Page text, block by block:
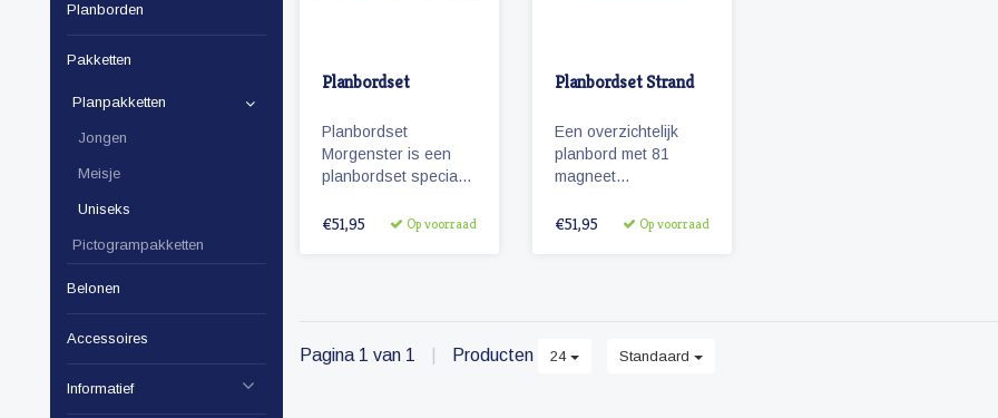
Planborden
Pakketten
Planpakketten
Jongen
Meisje
Uniseks
Pictogrampakketten
Belonen
Accessoires
Informatief
Planbordset
Planbordset
Morgenster is een
planbordset speciaal
bevat een planbord
€51,95 Op voorraad
Planbordset Strand
Een overzichtelijk
planbord met 81
magneet
kinderen. Maak een
€51,95 Op voorraad
Pagina 1 van 1 Producten 24 Standaard